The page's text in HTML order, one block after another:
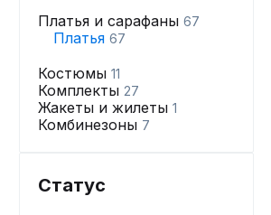
Платья и сарафаны 67
Платья 67
Костюмы 11
Комплекты 27
Жакеты и жилеты 1
Комбинезоны 7
Статус